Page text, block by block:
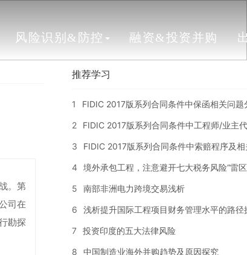
风险识别&防控 融资&投资并购
。第
司在
勘探
推荐学习
1 FIDIC 2017版系列合同条件中保函相关问题
2 FIDIC 2017版系列合同条件中工程师/业主
3 FIDIC 2017版系列合同条件中索赔程序及
4 境外承包工程，注意避开七大税务风险“雷区
5 南部非洲电力跨境交易浅析
6 浅析提升国际工程项目财务管理水平的路径
7 投资印度的五大法律风险
8 中国制造业海外并购趋势及原因探究